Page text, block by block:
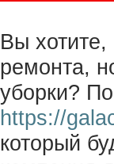
Вы хотите,
ремонта,
уборки?
https://
который